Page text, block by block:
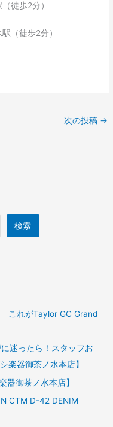
徒歩2分）
（徒歩2分）
次の投稿 →
検索
これがTaylor GC Grand
迷ったら！スタッフお
楽器御茶ノ水本店】
器御茶ノ水本店】
CTM D-42 DENIM